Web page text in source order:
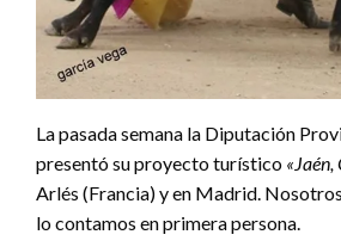
La pasada semana la Diputación
presentó su proyecto turístico
Arlés (Francia) y en Madrid.
lo contamos en primera persona.